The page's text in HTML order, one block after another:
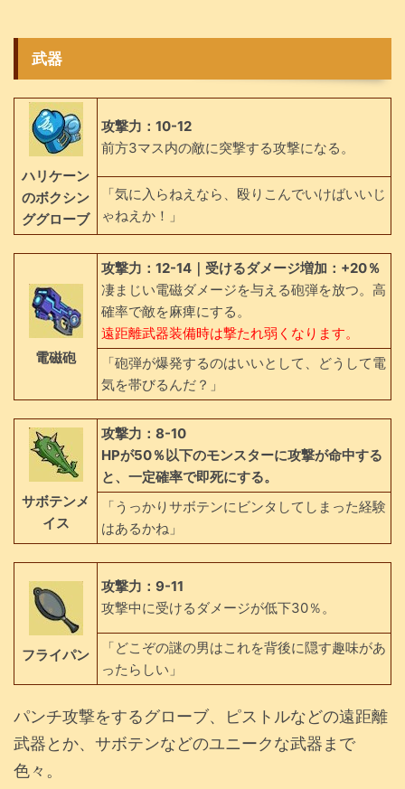
武器
ハリケーン
のボクシン
ググローブ
攻撃力：10-12
前方3マス内の敵に突撃する攻撃になる。
「気に入らねえなら、殴りこんでいけばいいじ
ゃねえか！」
電磁砲
攻撃力：12-14｜受けるダメージ増加：+20％
凄まじい電磁ダメージを与える砲弾を放つ。高
確率で敵を麻痺にする。
遠距離武器装備時は撃たれ弱くなります。
「砲弾が爆発するのはいいとして、どうして電
気を帯びるんだ？」
サボテンメ
イス
攻撃力：8-10
HPが50％以下のモンスターに攻撃が命中する
と、一定確率で即死にする。
「うっかりサボテンにビンタしてしまった経験
はあるかね」
フライパン
攻撃力：9-11
攻撃中に受けるダメージが低下30％。
「どこぞの謎の男はこれを背後に隠す趣味があ
ったらしい」
パンチ攻撃をするグローブ、ピストルなどの遠距離
武器とか、サボテンなどのユニークな武器まで
色々。